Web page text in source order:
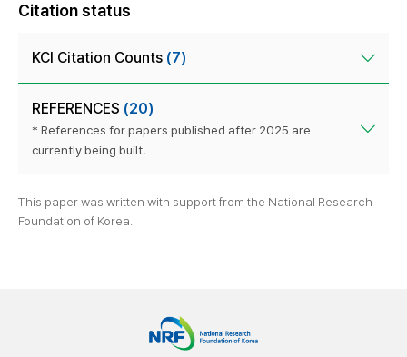
Citation status
KCI Citation Counts (7)
REFERENCES (20)
* References for papers published after 2025 are
currently being built.
This paper was written with support from the National Research
Foundation of Korea.